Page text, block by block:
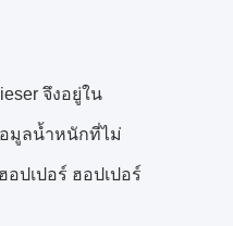
จึงอยู่ใน
มูลน้ำหนักที่ไม่
ปเปอร์ ฮอปเปอร์